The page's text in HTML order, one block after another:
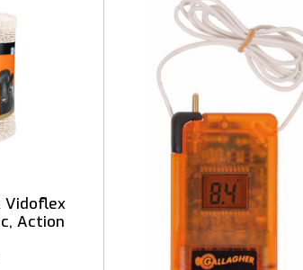
Vidoflex
Action